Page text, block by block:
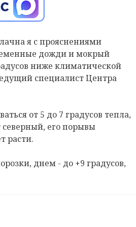
я с прояснениями
дожди и мокрый
ниже климатической
специалист Центра
от 5 до 7 градусов тепла,
северный, его порывы
расти.
днем - до +9 градусов,